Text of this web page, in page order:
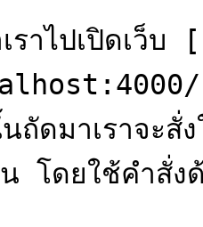
เราไปเปิด
)
ถัดมาเราจะ
ดยใช้คำสั่งด้